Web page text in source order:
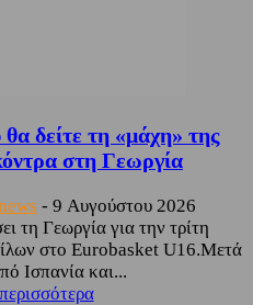
δείτε τη «μάχη» της
στη Γεωργία
- 9 Αυγούστου 2026
τη Γεωργία για την τρίτη
στο Eurobasket U16.Μετά
Ισπανία και...